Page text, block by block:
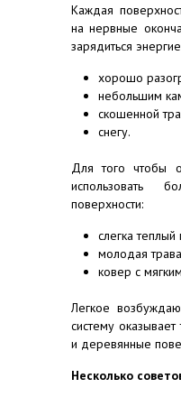
Каждая
на нервные
зарядиться
хорошо
небольшим
скошенной
снегу.
Для того чтобы
использовать
поверхности:
слегка теплый
молодая
ковер с
Легкое
систему
и деревянные
Несколько